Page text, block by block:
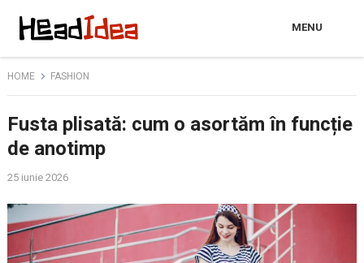
MENU
HOME FASHION
Fusta plisată: cum o asortăm în funcție
de anotimp
25 iunie 2026